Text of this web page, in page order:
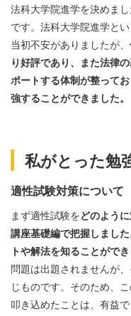
法科大学院進学を決めま
です。法科大学院進学と
当初不安がありましたが、
り好評であり、また法律
ポートする体制が整って
強することができました。
私がとった勉
適性試験対策について
まず適性試験をどのよう
講座基礎編で把握しました
トや解法を知ることができ
問題は出題されませんが
じものです。そのため、
叩き込めたことは、有益